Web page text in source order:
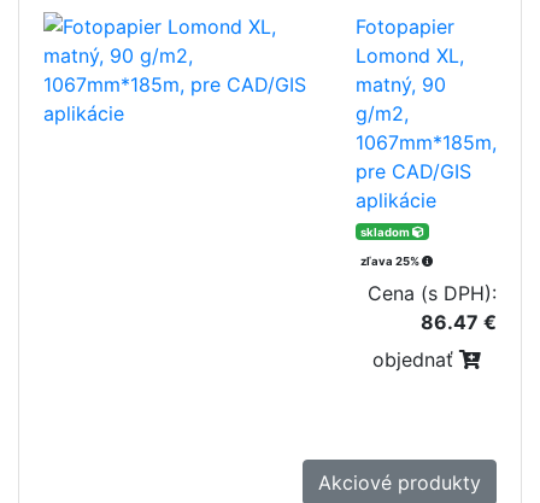
Fotopapier
Lomond XL,
matný, 90
g/m2,
1067mm*185m,
pre CAD/GIS
aplikácie
skladom
zľava 25%
Cena (s DPH):
86.47 €
objednať
Akciové produkty